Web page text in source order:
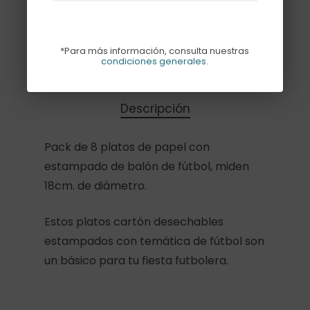
Descripción
Pack de 8 platos de papel con
estampado de balón de fútbol, miden
18cm. de diámetro.
Estos platos cartón desechables
estampados con temática de fútbol son
un básico para tu fiesta futbolera.
*Para más información, consulta nuestras
condiciones generales.